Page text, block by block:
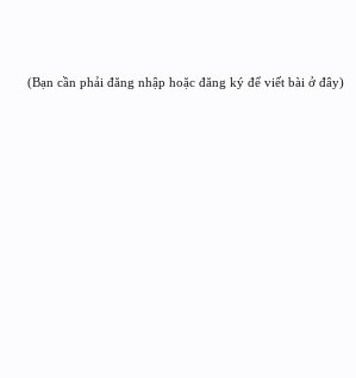
(Bạn cần phải đăng nhập hoặc đăng ký để viết bài ở đây)